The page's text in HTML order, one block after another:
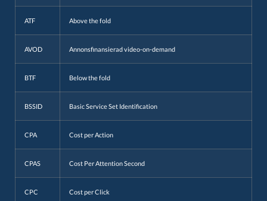
ATF Above the fold
AVOD Annonsfinansierad video-on-demand
BTF Below the fold
BSSID Basic Service Set Identification
CPA Cost per Action
CPAS Cost Per Attention Second
CPC Cost per Click